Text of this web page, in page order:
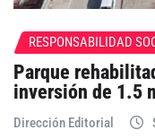
RESPONSABILIDAD
Parque
inversión de 1.5
Dirección Editorial